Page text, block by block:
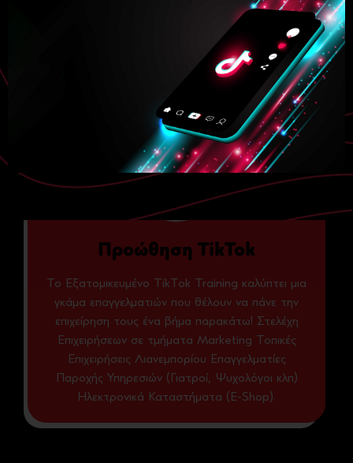
την επιχείρησή σας (Display network) και online
διαφήμιση με Video αλλά και εξειδικευμένο δίκτυο
που θα ακολουθεί το χρήστη η διαφήμιση του
site / eshop σας (remarketing).
Προώθηση TikTok
Το Εξατομικευμένο TikTok Training καλύπτει μια
γκάμα επαγγελματιών που θέλουν να πάνε την
επιχείρηση τους ένα βήμα παρακάτω! Στελέχη
Επιχειρήσεων σε τμήματα Marketing Τοπικές
Επιχειρήσεις Λιανεμπορίου Επαγγελματίες
Παροχής Υπηρεσιών (Γιατροί, Ψυχολόγοι κλπ)
Ηλεκτρονικά Καταστήματα (E-Shop).